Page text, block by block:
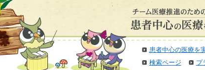
患者中心の医療を
検索ページ
プ